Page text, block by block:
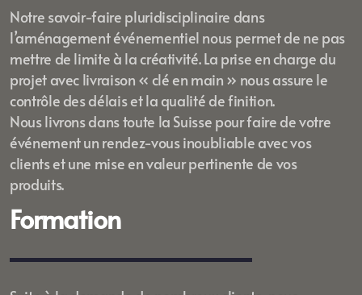
Notre savoir-faire pluridisciplinaire dans
l’aménagement événementiel nous permet de ne pas
mettre de limite à la créativité. La prise en charge du
projet avec livraison « clé en main » nous assure le
contrôle des délais et la qualité de finition.
Nous livrons dans toute la Suisse pour faire de votre
événement un rendez-vous inoubliable avec vos
clients et une mise en valeur pertinente de vos
produits.
Formation